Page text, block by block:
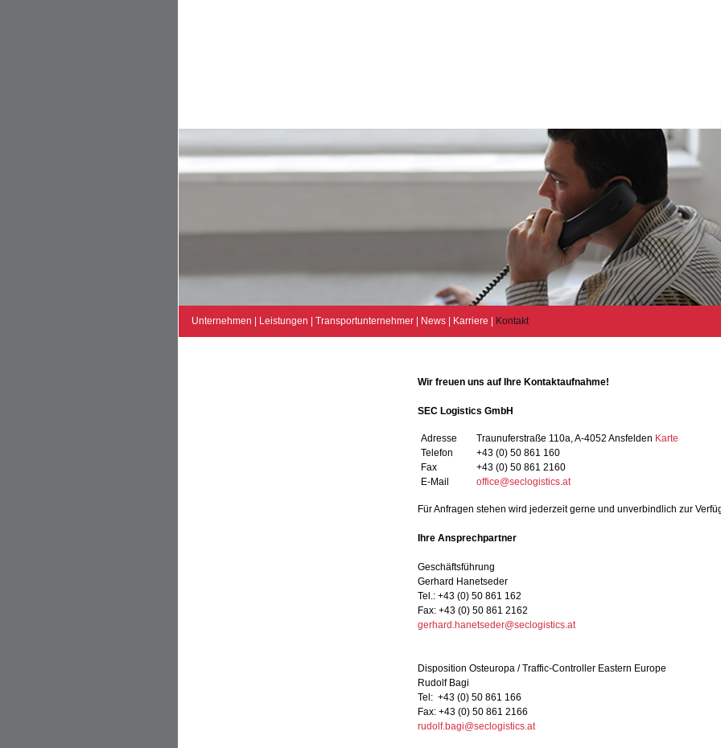
Unternehmen Leistungen Transportunternehmer News Karriere Kontakt
Wir freuen uns auf Ihre Kontaktaufnahme!
SEC Logistics GmbH
Adresse
Telefon
Fax
E-Mail
Traunuferstraße 110a, A-4052 Ansfelden Karte
+43 (0) 50 861 160
+43 (0) 50 861 2160
office@seclogistics.at
Für Anfragen stehen wird jederzeit gerne und unverbindlich zur
Ihre Ansprechpartner
Geschäftsführung
Gerhard Hanetseder
Tel.: +43 (0) 50 861 162
Fax: +43 (0) 50 861 2162
gerhard.hanetseder@seclogistics.at
Disposition Osteuropa / Traffic-Controller Eastern Europe
Rudolf Bagi
Tel: +43 (0) 50 861 166
Fax: +43 (0) 50 861 2166
rudolf.bagi@seclogistics.at